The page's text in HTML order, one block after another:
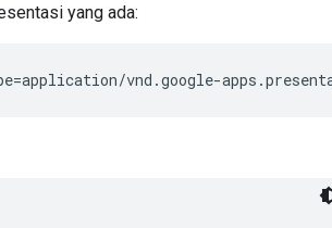
yang ada:
vnd.google-